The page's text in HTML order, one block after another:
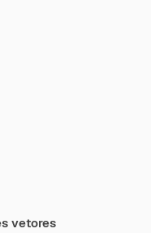
vetores